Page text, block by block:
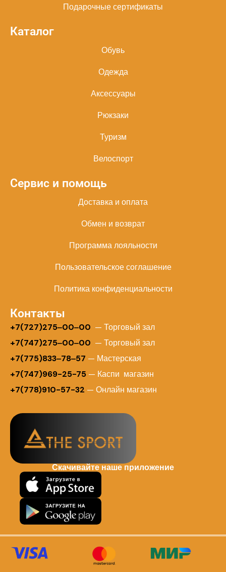
Подарочные сертификаты
Каталог
Обувь
Одежда
Аксессуары
Рюкзаки
Туризм
Велоспорт
Сервис и помощь
Доставка и оплата
Обмен и возврат
Программа лояльности
Пользовательское соглашение
Политика конфиденциальности
Контакты
+7(727)275‒00‒00 — Торговый зал
+7(747)275‒00‒00 — Торговый зал
+7(775)833‒78‒57 — Мастерская
+7(747)969-25-75 — Каспи магазин
+7(778)910-57-32 — Онлайн магазин
Скачивайте наше приложение